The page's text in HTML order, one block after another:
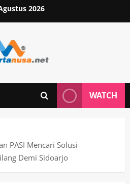
2026
WATCH
PASI Mencari Solusi
Demi Sidoarjo